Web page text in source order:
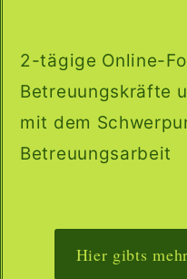
2-tägige Online-
Betreuungskräfte
mit dem
Betreuungsarbeit
Hier gibts